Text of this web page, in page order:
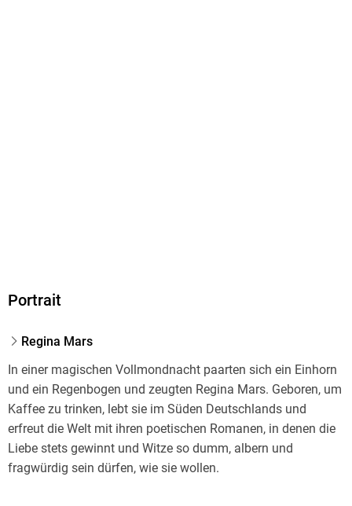
Portrait
Regina Mars
In einer magischen Vollmondnacht paarten sich ein Einhorn
und ein Regenbogen und zeugten Regina Mars. Geboren, um
Kaffee zu trinken, lebt sie im Süden Deutschlands und
erfreut die Welt mit ihren poetischen Romanen, in denen die
Liebe stets gewinnt und Witze so dumm, albern und
fragwürdig sein dürfen, wie sie wollen.